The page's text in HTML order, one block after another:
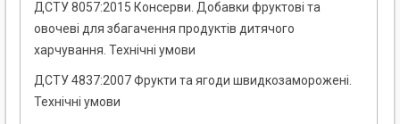
ДСТУ 8057:2015 Консерви. Добавки фруктові та
овочеві для збагачення продуктів дитячого
харчування. Технічні умови
ДСТУ 4837:2007 Фрукти та ягоди швидкозаморожені.
Технічні умови